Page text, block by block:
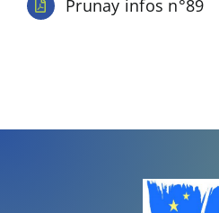
Prunay infos n°89